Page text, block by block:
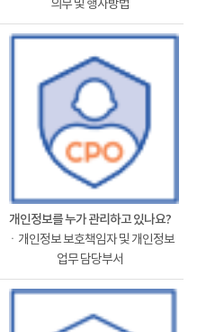
의무 및 행사방법
개인정보를 누가 관리하고 있나요?
ㆍ개인정보 보호책임자 및 개인정보
업무 담당부서